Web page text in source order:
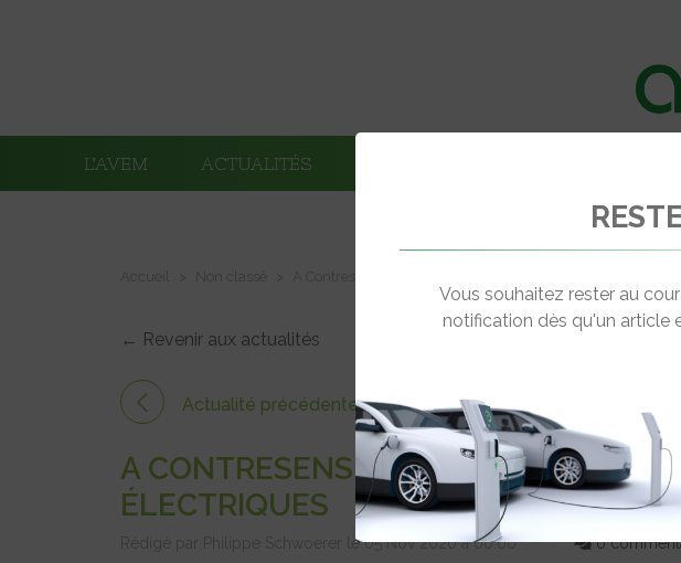
L’AVEM ACTUALITÉS
← Revenir aux actualités
Actualité précédente
A CONTRESENS : ENFIN LA VÉRITÉ
ÉLECTRIQUES
Rédigé par Philippe Schwoerer le 05 Nov 2020 à 00:00 0
Vous souhaitez rester au
notification dès qu'un article